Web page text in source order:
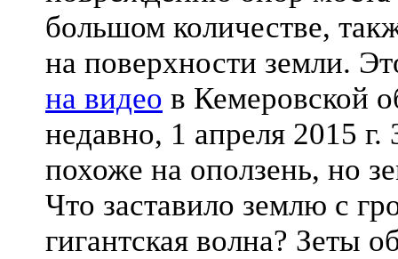
большом количестве,
на поверхности земли.
на видео в Кемеровской
недавно, 1 апреля 2015
похоже на оползень, но
Что заставило землю с
гигантская волна? Зеты